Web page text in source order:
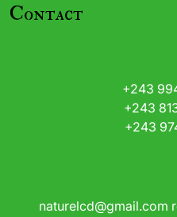
Contact
+243
+243
+243
naturelcd@gmail.com